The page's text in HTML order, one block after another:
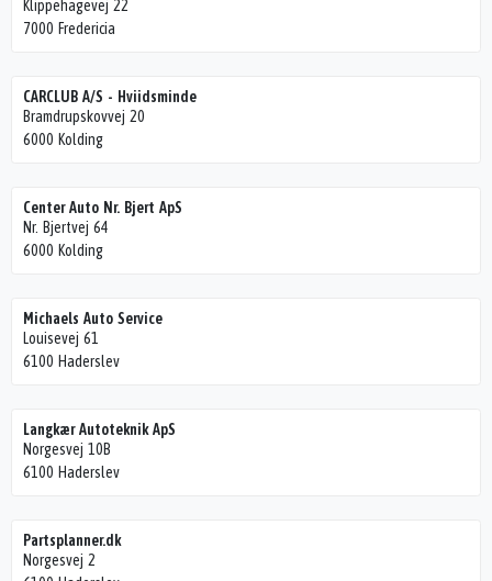
Klippehagevej 22
7000 Fredericia
CARCLUB A/S - Hviidsminde
Bramdrupskovvej 20
6000 Kolding
Center Auto Nr. Bjert ApS
Nr. Bjertvej 64
6000 Kolding
Michaels Auto Service
Louisevej 61
6100 Haderslev
Langkær Autoteknik ApS
Norgesvej 10B
6100 Haderslev
Partsplanner.dk
Norgesvej 2